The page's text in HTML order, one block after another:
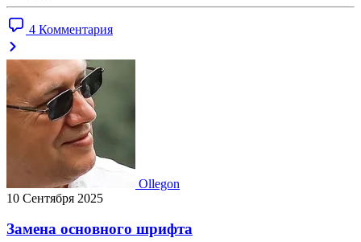
4 Комментария
Ollegon
10 Сентября 2025
Замена основного шрифта